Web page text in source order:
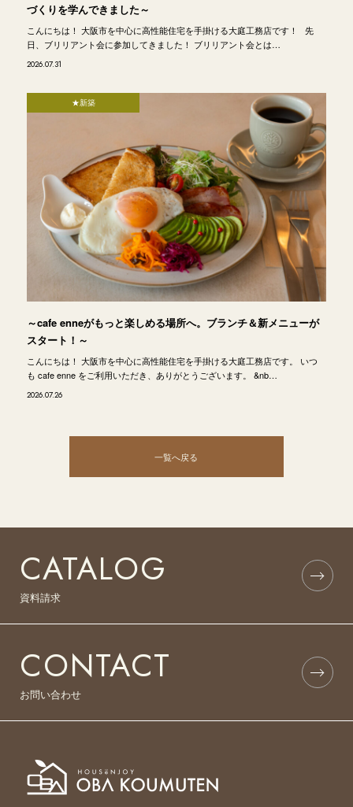
づくりを学んできました～
こんにちは！ 大阪市を中心に高性能住宅を手掛ける大庭工務店です！ 先
日、ブリリアント会に参加してきました！ ブリリアント会とは…
2026.07.31
★新築
～cafe enneがもっと楽しめる場所へ。ブランチ＆新メニューが
スタート！～
こんにちは！ 大阪市を中心に高性能住宅を手掛ける大庭工務店です。 いつ
も cafe enne をご利用いただき、ありがとうございます。 &nb…
2026.07.26
一覧へ戻る
CATALOG
資料請求
CONTACT
お問い合わせ